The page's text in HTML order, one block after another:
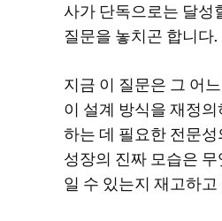
사가 단독으로는 달성
질문을 놓치곤 합니다.
지금 이 질문은 그 어
이 설계 방식을 재정
하는 데 필요한 전문
성장의 진짜 모습은
일 수 있는지 재고하고